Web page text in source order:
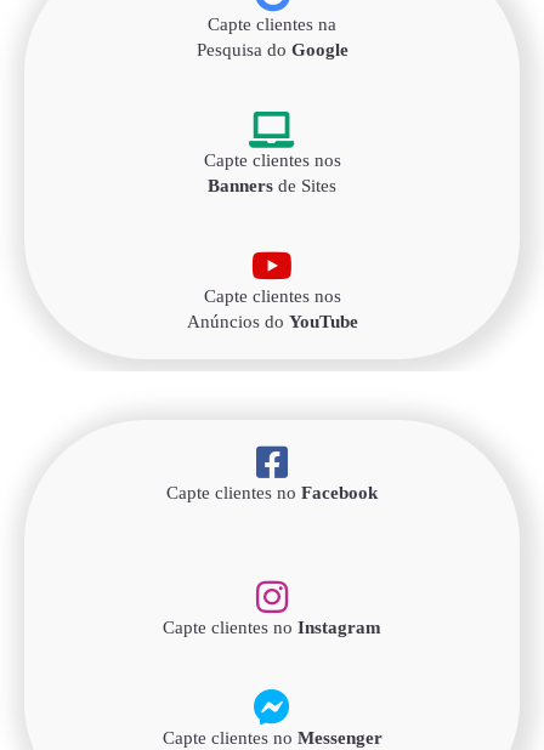
Capte clientes na
Pesquisa do Google
Capte clientes nos
Banners de Sites
Capte clientes nos
Anúncios do YouTube
Capte clientes no Facebook
Capte clientes no Instagram
Capte clientes no Messenger